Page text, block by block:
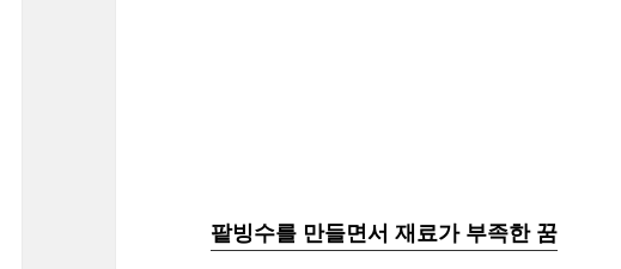
팥빙수를 만들면서 재료가 부족한 꿈